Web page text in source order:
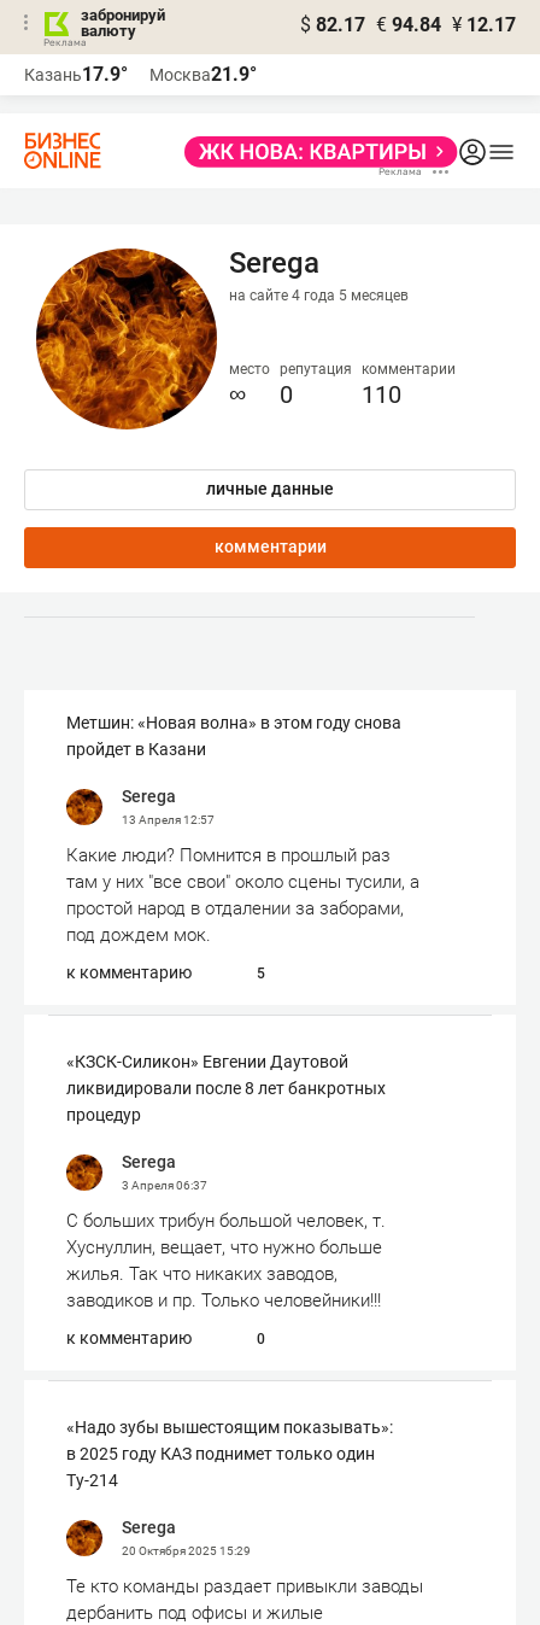
забронируй
валюту
$ 82.17 € 94.84 ¥ 12.17
Казань17.9° Москва21.9°
Serega
на сайте 4 года 5 месяцев
место
∞
репутация
0
комментарии
110
личные данные
комментарии
Метшин: «Новая волна» в этом году снова
пройдет в Казани
Serega
13 Апреля12:57
Какие люди? Помнится в прошлый раз
там у них "все свои" около сцены тусили, а
простой народ в отдалении за заборами,
под дождем мок.
к комментарию 5
«КЗСК-Силикон» Евгении Даутовой
ликвидировали после 8 лет банкротных
процедур
Serega
3 Апреля06:37
С больших трибун большой человек, т.
Хуснуллин, вещает, что нужно больше
жилья. Так что никаких заводов,
заводиков и пр. Только человейники!!!
к комментарию 0
«Надо зубы вышестоящим показывать»:
в 2025 году КАЗ поднимет только один
Ту-214
Serega
20 Октября 202515:29
Те кто команды раздает привыкли заводы
дербанить под офисы и жилые